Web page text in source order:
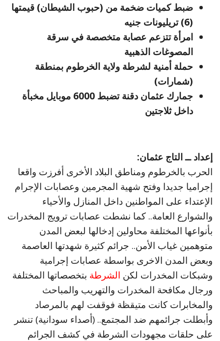
ضبط كميات ضخمة من (حبوب الشيطان) قيمتها
(6) تريليونات جنيه
امرأة تتزعم عصابة متخصصة في سرقة
المصوغات الذهبية
حملة أمنية لشرطة ولاية الخرطوم بمنطقة
(شمارات)
جمارك عثمان دقنة تضبط 6000 موبايل مخبأة
داخل ثلاجتين
إعداد ــ التاج عثمان:
الحرب بالخرطوم ومناطق البلاد الأخرى أفرزت واقعا
إجراميا جديدا وفتح شهية المجرمين وعصابات الإجرام
الإعتداء على المواطنين داخل المنازل والأحياء
والشوارع العامة.. كما نشطت عصابات ترويج المخدرات
بأنواعها المختلفة محاولين إدخالها لبعض المدن
متوهمين غياب الأمن.. جرائم كثيرة شهدتها العاصمة
وبعض المدن الاخرى بواسطة عصابات إجرامية
وشبكات المخدرات لكن الشرطة بتخصصاتها المختلفة
ورجال مكافحة المخدرات والتهريب والمباحث
والمخابرات كانت متيقظة فوقفت لهم بالمرصاد
وأبطلت جرائمهم ضد المجتمع.. (أصداء سودانية) تنشر
على حلقات مجهودات الشرطة في كشف الجرائم